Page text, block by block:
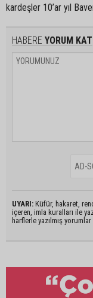
kardeşler 10’ar yıl
HABERE YORUM KAT
UYARI: Küfür, hakaret,
içeren, imla kuralları ile
harflerle yazılmış